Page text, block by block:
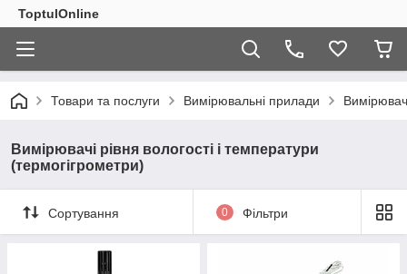
ToptulOnline
Товари та послуги Вимірювальні прилади
Вимірювачі рівня вологості і температури
(термогігрометри)
Сортування 0 Фільтри